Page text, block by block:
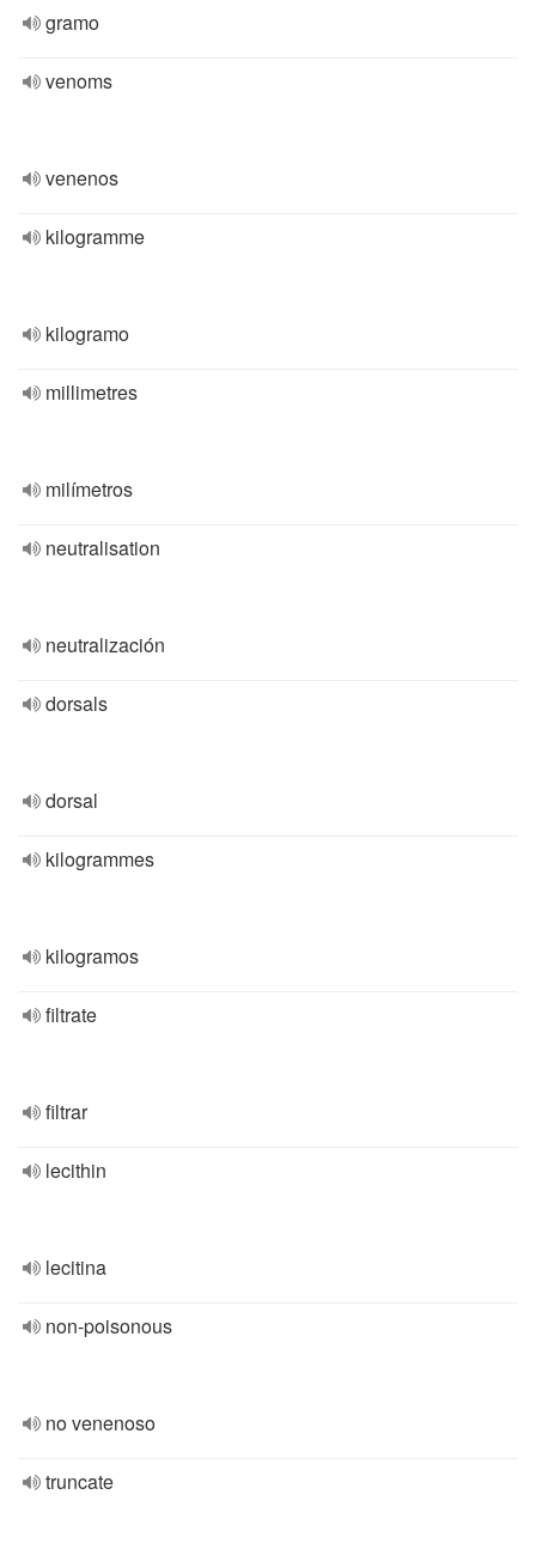
gramo
venoms
venenos
kilogramme
kilogramo
millimetres
milímetros
neutralisation
neutralización
dorsals
dorsal
kilogrammes
kilogramos
filtrate
filtrar
lecithin
lecitina
non-poisonous
no venenoso
truncate